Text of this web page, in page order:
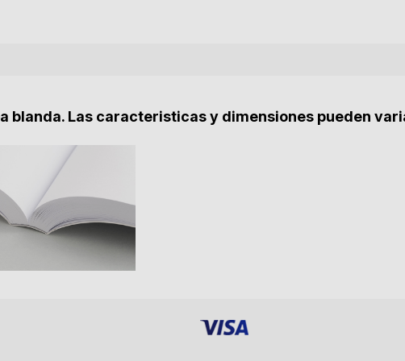
blanda. Las caracteristicas y dimensiones pueden